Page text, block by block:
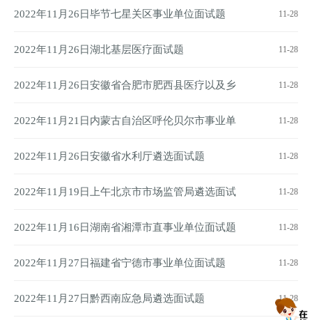
题
2022年11月26日毕节七星关区事业单位面试题 11-28
2022年11月26日湖北基层医疗面试题 11-28
2022年11月26日安徽省合肥市肥西县医疗以及乡
镇卫生院面试题
11-28
2022年11月21日内蒙古自治区呼伦贝尔市事业单
位面试题
11-28
2022年11月26日安徽省水利厅遴选面试题 11-28
2022年11月19日上午北京市市场监管局遴选面试
题
11-28
2022年11月16日湖南省湘潭市直事业单位面试题 11-28
2022年11月27日福建省宁德市事业单位面试题 11-28
2022年11月27日黔西南应急局遴选面试题 11-28